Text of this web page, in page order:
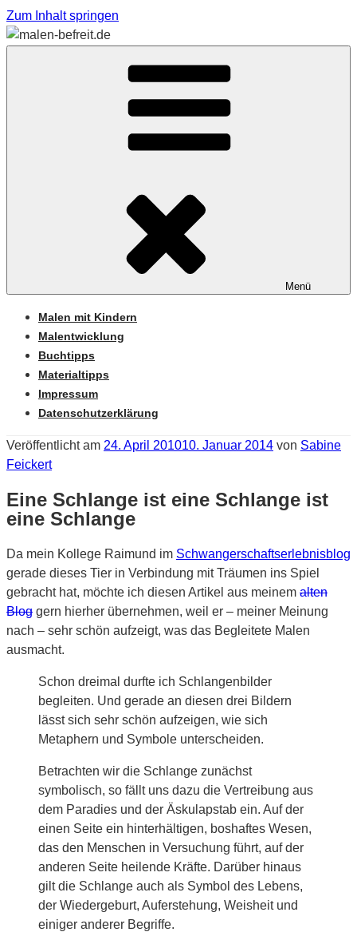
Zum Inhalt springen
MALEN-BEFREIT.DE
Sabine Feickert – Atelier für begleitetes Malen
Menü
Malen mit Kindern
Malentwicklung
Buchtipps
Materialtipps
Impressum
Datenschutzerklärung
Veröffentlicht am 24. April 201010. Januar 2014 von Sabine
Feickert
Eine Schlange ist eine Schlange ist
eine Schlange
Da mein Kollege Raimund im Schwangerschaftserlebnisblog
gerade dieses Tier in Verbindung mit Träumen ins Spiel
gebracht hat, möchte ich diesen Artikel aus meinem alten
Blog gern hierher übernehmen, weil er – meiner Meinung
nach – sehr schön aufzeigt, was das Begleitete Malen
ausmacht.
Schon dreimal durfte ich Schlangenbilder
begleiten. Und gerade an diesen drei Bildern
lässt sich sehr schön aufzeigen, wie sich
Metaphern und Symbole unterscheiden.
Betrachten wir die Schlange zunächst
symbolisch, so fällt uns dazu die Vertreibung aus
dem Paradies und der Äskulapstab ein. Auf der
einen Seite ein hinterhältigen, boshaftes Wesen,
das den Menschen in Versuchung führt, auf der
anderen Seite heilende Kräfte. Darüber hinaus
gilt die Schlange auch als Symbol des Lebens,
der Wiedergeburt, Auferstehung, Weisheit und
einiger anderer Begriffe.